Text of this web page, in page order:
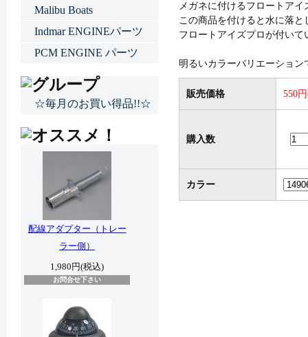
メガネに付けるフロートアイ
この商品を付けると水に落と
フロートアイズプロが付い
明るいカラーバリエーショ
販売価格 550
購入数
カラー
Malibu Boats
Indmar ENGINEパーツ
PCM ENGINE パーツ
☆毎月のお買い得品!!☆
配線アダプター（トレー
ラー側）
1,980円(税込)
お問合せ下さい